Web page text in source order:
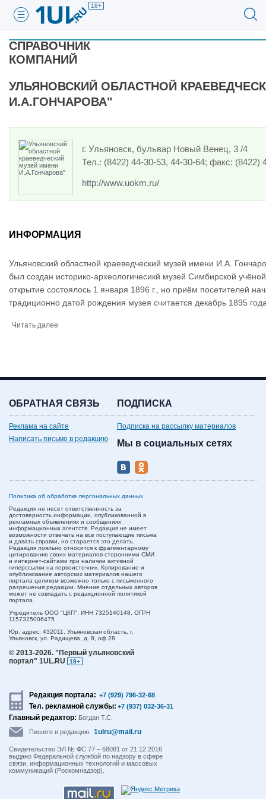
18+
СПРАВОЧНИК
КОМПАНИЙ
УЛЬЯНОВСКИЙ ОБЛАСТНОЙ
И.А.ГОНЧАРОВА"
г. Ульяновск, бульвар Новый Венец, 3 /4
Тел.: (8422) 44-30-53, 44-30-64; факс: (8422)
http://www.uokm.ru/
ИНФОРМАЦИЯ
Ульяновский областной краеведческий музей имени И.А.
был создан историко-археологичесикй музей Симбирской
открытие состоялось 1 января 1896 г., но приём посетителей
традиционно датой рождения музея считается декабрь 1895
Читать далее
ОБРАТНАЯ СВЯЗЬ
Реклама на сайте
Написать письмо в редакцию
ПОДПИСКА
Подписка на рассылку материалов
Мы в социальных сетях
Политика об обработке персональных данных
Редакция не несет ответственность за
достоверность информации, опубликованной в
рекламных объявлениях и сообщениях
информационных агентств. Редакция не имеет
возможности отвечать на все поступающие письма
и давать справки, но старается это делать.
Редакция лояльно относится к фрагментарному
цитированию своих материалов сторонними СМИ
и интернет-сайтами при наличии активной
гиперссылки на первоисточник. Копирование и
опубликование авторских материалов нашего
портала целиком возможно только с письменного
разрешения редакции. Мнение отдельных авторов
может не совпадать с редакционной политикой
портала.
Учредитель ООО "ЦКП". ИНН 7325140148, ОГРН
1157325006475
Юр. адрес: 432011, Ульяновская область, г.
Ульяновск, ул. Радищева, д. 8, оф.28
© 2013-2026. "Первый ульяновский
портал" 1UL.RU
18+
Редакция портала: +7 (929) 796-32-68
Тел. рекламной службы: +7 (937) 032-36-31
Главный редактор: Богдан Т.С.
Пишите в редакцию: 1ulru@mail.ru
Свидетельство ЭЛ № ФС 77 – 68081 от 21.12.2016
выдано Федеральной службой по надзору в сфере
связи, информационных технологий и массовых
коммуникаций (Роскомнадзор).